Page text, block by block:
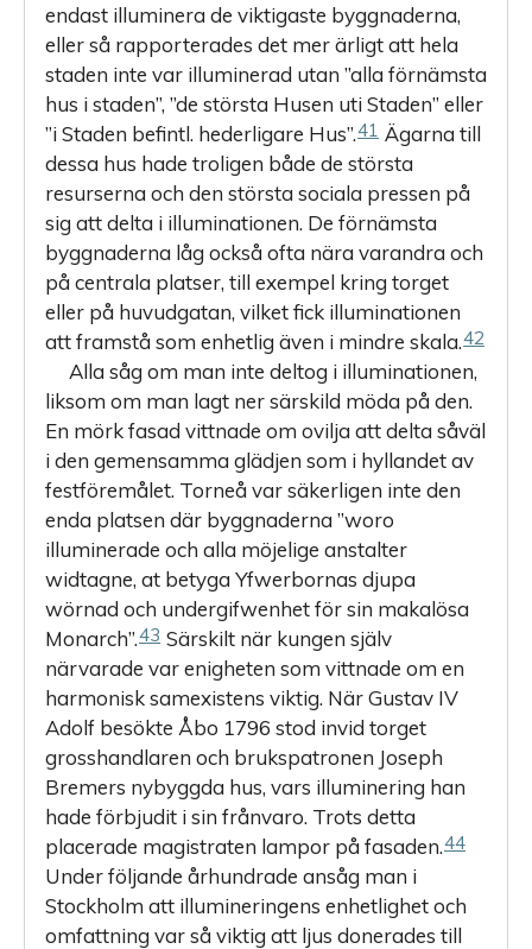
endast illuminera de viktigaste byggnaderna,
eller så rapporterades det mer ärligt att hela
staden inte var illuminerad utan ”alla förnämsta
hus i staden”, ”de största Husen uti Staden” eller
”i Staden befintl. hederligare Hus”.41 Ägarna till
dessa hus hade troligen både de största
resurserna och den största sociala pressen på
sig att delta i illuminationen. De förnämsta
byggnaderna låg också ofta nära varandra och
på centrala platser, till exempel kring torget
eller på huvudgatan, vilket fick illuminationen
att framstå som enhetlig även i mindre skala.42
Alla såg om man inte deltog i illuminationen,
liksom om man lagt ner särskild möda på den.
En mörk fasad vittnade om ovilja att delta såväl
i den gemensamma glädjen som i hyllandet av
festföremålet. Torneå var säkerligen inte den
enda platsen där byggnaderna ”woro
illuminerade och alla möjelige anstalter
widtagne, at betyga Yfwer­bornas djupa
wörnad och undergifwenhet för sin makalösa
Monarch”.43 Särskilt när kungen själv
närvarade var enigheten som vittnade om en
harmonisk samexistens viktig. När Gustav IV
Adolf besökte Åbo 1796 stod invid torget
grosshandlaren och brukspatronen Joseph
Bremers nybyggda hus, vars illuminering han
hade förbjudit i sin frånvaro. Trots detta
placerade magistraten lampor på fasaden.44
Under följande århundrade ansåg man i
Stockholm att illumineringens enhetlighet och
omfattning var så viktig att ljus donerades till